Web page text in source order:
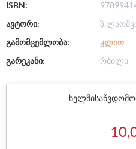
ISBN:
ავტორი:
გამომცემლობა:
ᲙᲚᲘᲝ
გარეკანი:
რბილი